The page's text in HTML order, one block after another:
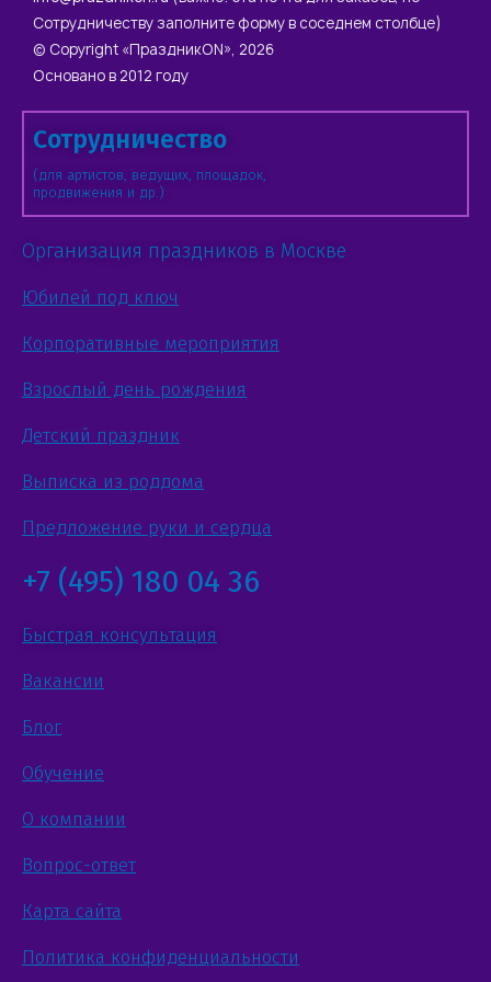
Сотрудничеству заполните форму в соседнем столбце)
© Copyright «ПраздникON», 2026
Основано в 2012 году
Сотрудничество
(для артистов, ведущих, площадок,
продвижения и др.)
Организация праздников в Москве
Юбилей под ключ
Корпоративные мероприятия
Взрослый день рождения
Детский праздник
Выписка из роддома
Предложение руки и сердца
+7 (495) 180 04 36
Быстрая консультация
Вакансии
Блог
Обучение
О компании
Вопрос-ответ
Карта сайта
Политика конфиденциальности